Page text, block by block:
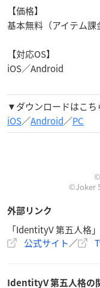
【価格】
基本無料（アイテム課
【対応OS】
iOS／Android
▼ダウンロードはこち
iOS／Android／PC
©︎Joker
外部リンク
「IdentityV 第五人格」
公式サイト／
IdentityV 第五人格の